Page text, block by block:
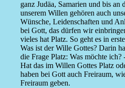
ganz Judäa, Samarien und bis an
unserem Willen gehören auch
Wünsche, Leidenschaften und
bei Gott, das dürfen wir
vieles hat Platz. So geht es in
Was ist der Wille Gottes? Darin
die Frage Platz: Was möchte
Hat das im Willen Gottes Platz
haben bei Gott auch Freiraum,
Freiraum geben.